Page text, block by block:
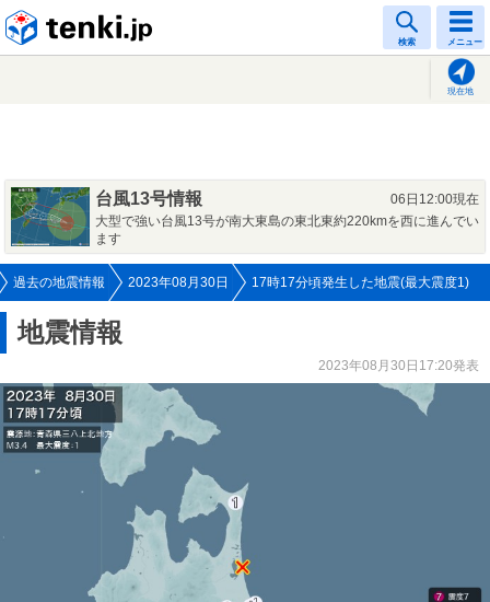
検索 メニュー
現在地
台風13号情報
06日12:00現在
大型で強い台風13号が南大東島の東北東約220kmを西に進んでい
ます
過去の地震情報 2023年08月30日 17時17分頃発生した地震(最大震度1)
地震情報
2023年08月30日17:20発表